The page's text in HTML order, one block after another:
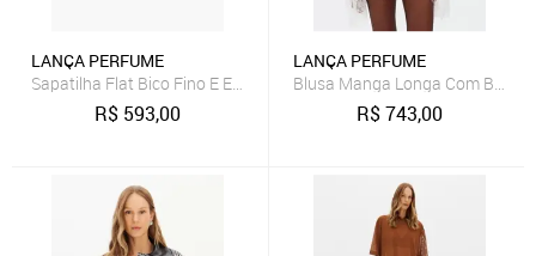
LANÇA PERFUME
Sapatilha Flat Bico Fino E Enfeite Lança Perfume
R$ 593,00
LANÇA PERFUME
Blusa Manga Longa Com Barra
R$743,00